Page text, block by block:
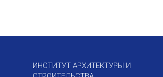
ИНСТИТУТ АРХИТЕКТУРЫ И